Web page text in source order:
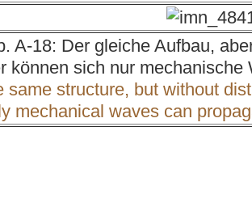
A-18: Der gleiche Aufbau,
können sich nur mechanische
same structure, but without
mechanical waves can